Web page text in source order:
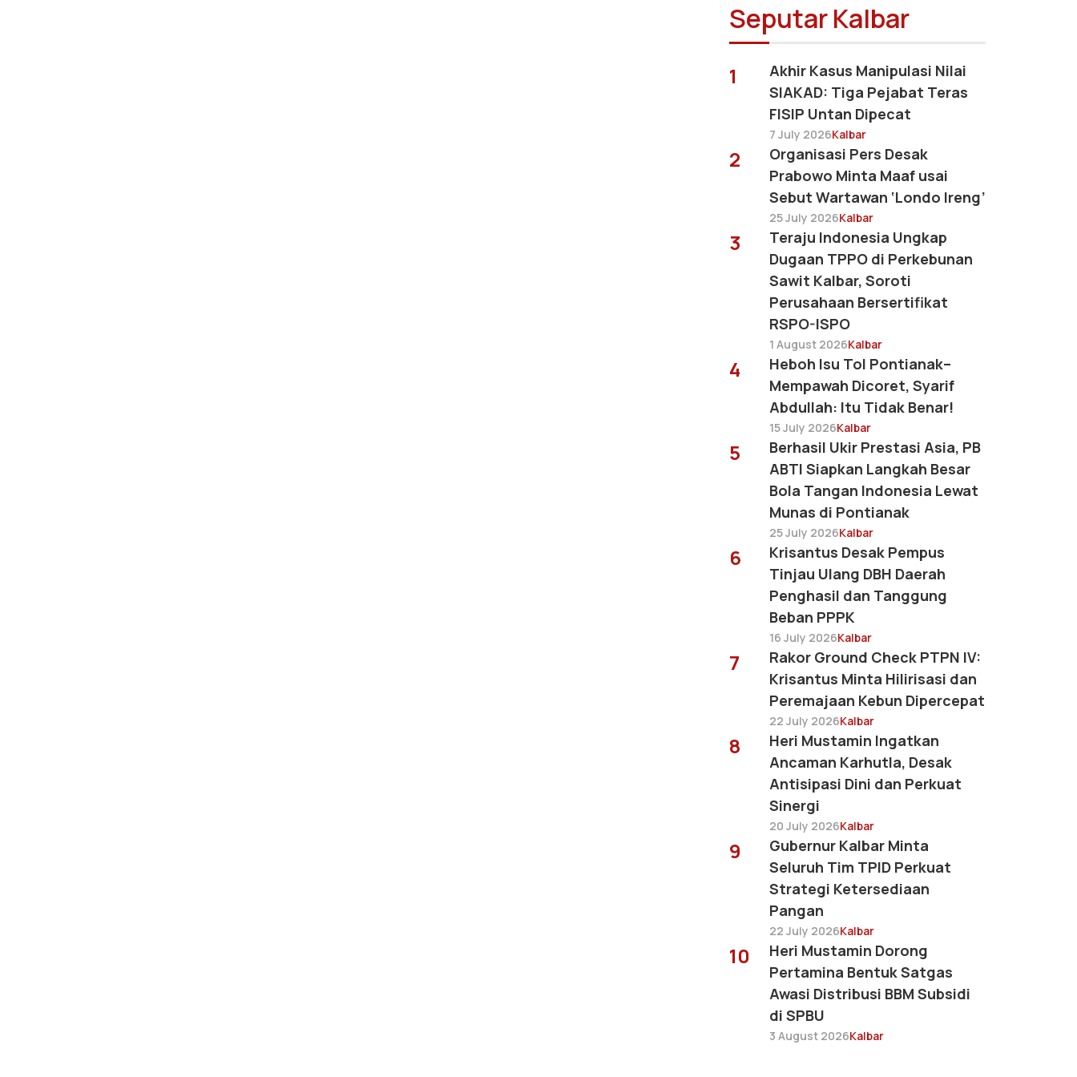
Seputar Kalbar
1
Akhir Kasus Manipulasi Nilai
SIAKAD: Tiga Pejabat Teras
FISIP Untan Dipecat
7 July 2026Kalbar
2
Organisasi Pers Desak
Prabowo Minta Maaf usai
Sebut Wartawan ‘Londo Ireng’
25 July 2026Kalbar
3
Teraju Indonesia Ungkap
Dugaan TPPO di Perkebunan
Sawit Kalbar, Soroti
Perusahaan Bersertifikat
RSPO-ISPO
1 August 2026Kalbar
4
Heboh Isu Tol Pontianak–
Mempawah Dicoret, Syarif
Abdullah: Itu Tidak Benar!
15 July 2026Kalbar
5
Berhasil Ukir Prestasi Asia, PB
ABTI Siapkan Langkah Besar
Bola Tangan Indonesia Lewat
Munas di Pontianak
25 July 2026Kalbar
6
Krisantus Desak Pempus
Tinjau Ulang DBH Daerah
Penghasil dan Tanggung
Beban PPPK
16 July 2026Kalbar
7
Rakor Ground Check PTPN IV:
Krisantus Minta Hilirisasi dan
Peremajaan Kebun Dipercepat
22 July 2026Kalbar
8
Heri Mustamin Ingatkan
Ancaman Karhutla, Desak
Antisipasi Dini dan Perkuat
Sinergi
20 July 2026Kalbar
9
Gubernur Kalbar Minta
Seluruh Tim TPID Perkuat
Strategi Ketersediaan
Pangan
22 July 2026Kalbar
10
Heri Mustamin Dorong
Pertamina Bentuk Satgas
Awasi Distribusi BBM Subsidi
di SPBU
3 August 2026Kalbar